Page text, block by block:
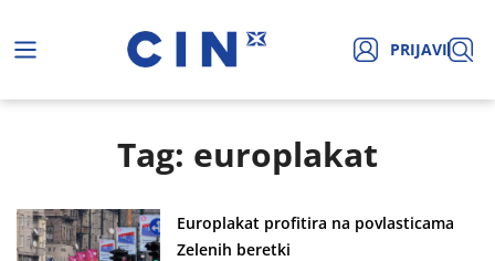
PRIJAVI
Tag: europlakat
Europlakat profitira na povlasticama
Zelenih beretki